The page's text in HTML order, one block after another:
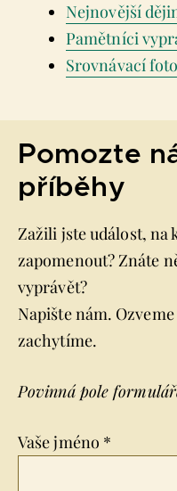
Nejnovější
Pamětníci
Srovnávací
Pomozte
příběhy
Zažili jste událost, na
zapomenout? Znáte
vyprávět?
Napište nám.
zachytíme.
Povinná pole
Vaše jméno *